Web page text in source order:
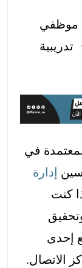
في
إدارة
كنت
إحدى
الاتصال.